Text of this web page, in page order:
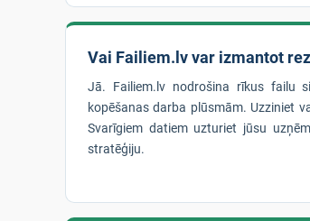
Vai Failiem.lv var izmantot
Jā. Failiem.lv nodrošina rīkus failu
kopēšanas darba plūsmām. Uzziniet
Svarīgiem datiem uzturiet jūsu
stratēģiju.